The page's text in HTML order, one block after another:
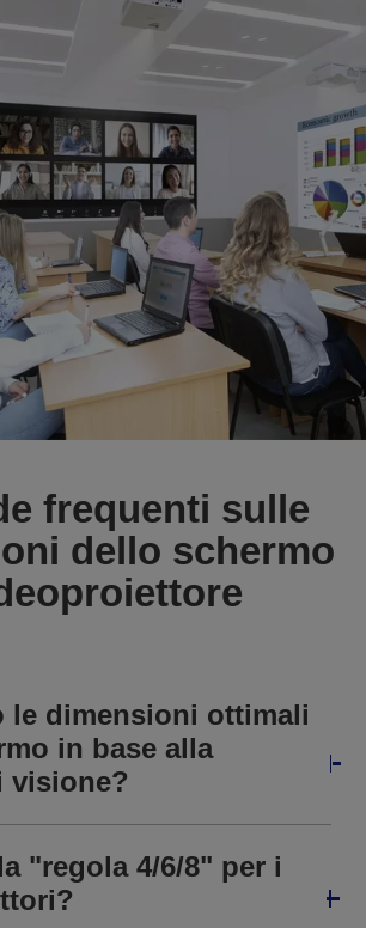
frequenti sulle
dello schermo
le dimensioni ottimali
in base alla
visione?
"regola 4/6/8" per i